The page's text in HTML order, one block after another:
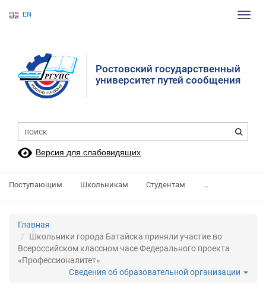
EN
Ростовский государственный
университет путей сообщения
Версия для слабовидящих
Поступающим Школьникам Студентам ...
Главная
Школьники города Батайска приняли участие во
Всероссийском классном часе Федерального проекта
«Профессионалитет»
Сведения об образовательной организации